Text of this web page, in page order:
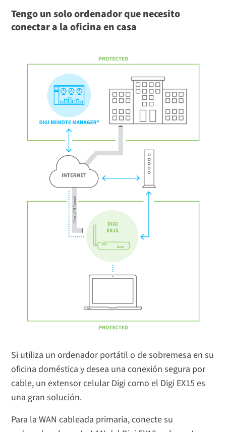
Tengo un solo ordenador que necesito
conectar a la oficina en casa
Si utiliza un ordenador portátil o de sobremesa en su
oficina doméstica y desea una conexión segura por
cable, un extensor celular Digi como el Digi EX15 es
una gran solución.
Para la WAN cableada primaria, conecte su